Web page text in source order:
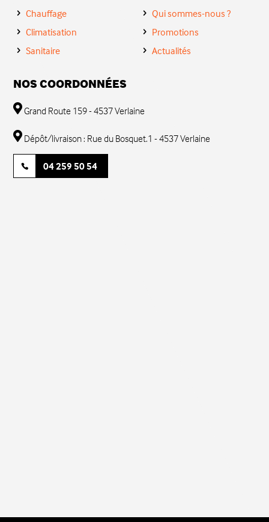
Chauffage
Climatisation
Sanitaire
Qui sommes-nous ?
Promotions
Actualités
NOS COORDONNÉES
Grand Route 159 - 4537 Verlaine
Dépôt/livraison : Rue du Bosquet.1 - 4537 Verlaine
04 259 50 54